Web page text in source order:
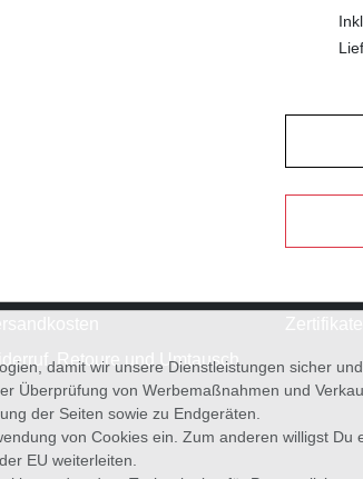
Retoure und Umtausch
damit wir unsere Dienstleistungen sicher
Überprüfung von Werbemaßnahmen und
der Seiten sowie zu Endgeräten.
von Cookies ein. Zum anderen willigst
EU weiterleiten.